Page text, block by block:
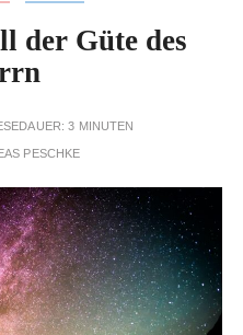
der Güte des
3 MINUTEN
PESCHKE